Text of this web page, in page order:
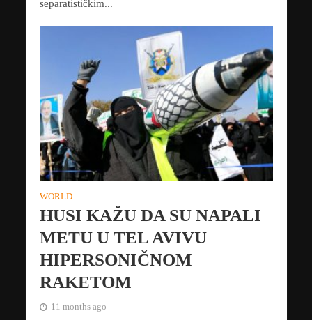
separatističkim...
WORLD
HUSI KAŽU DA SU NAPALI
METU U TEL AVIVU
HIPERSONIČNOM
RAKETOM
11 months ago